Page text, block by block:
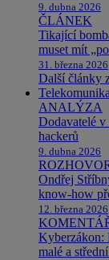
9. dubna 2026
ČLÁNEK
Tikající
muset mít
31. března 2026
Další články
ANALÝZA
Dodavatelé
hackerů
9. dubna 2026
Ondřej
know-how
12. března 2026
Kyberzákon:
malé a